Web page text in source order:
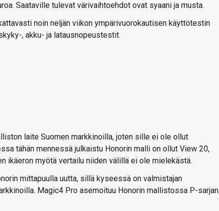
Saataville tulevat värivaihtoehdot ovat syaani ja musta.
noin neljän viikon ympärivuorokautisen käyttötestin
, akku- ja latausnopeustestit.
laite Suomen markkinoilla, joten sille ei ole ollut
tähän mennessä julkaistu Honorin malli on ollut View 20,
ikäeron myötä vertailu niiden välillä ei ole mielekästä.
mittapuulla uutta, sillä kyseessä on valmistajan
Magic4 Pro asemoituu Honorin mallistossa P-sarjan